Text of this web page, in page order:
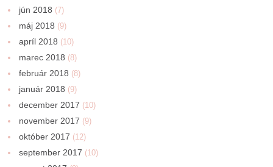
jún 2018 (7)
máj 2018 (9)
apríl 2018 (10)
marec 2018 (8)
február 2018 (8)
január 2018 (9)
december 2017 (10)
november 2017 (9)
október 2017 (12)
september 2017 (10)